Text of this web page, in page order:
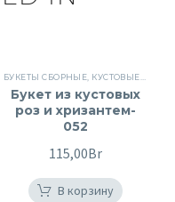
ВЛЮБЛЕННЫХ,КУСТОВЫЕ РОЗЫ
БУКЕТЫ СБОРНЫЕ КУСТОВЫЕ РОЗЫ
Букет из кустовых
роз и хризантем-
052
115,00Br
В корзину